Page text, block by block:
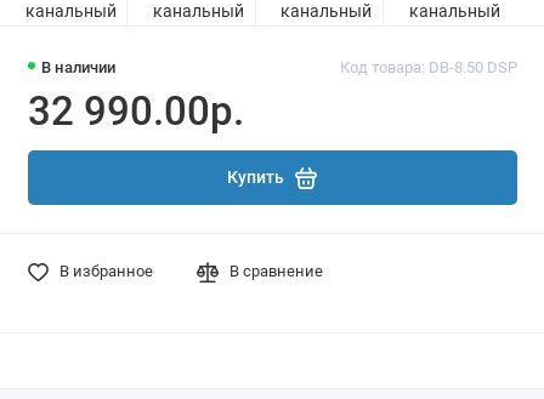
В наличии Код товара: DB-8.50 DSP
32 990.00р.
Купить
В избранное В сравнение